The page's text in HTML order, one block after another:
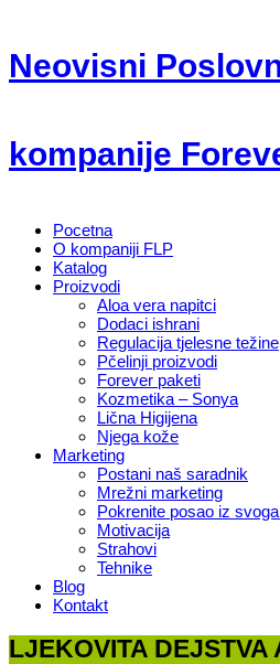
Neovisni
kompanije
Pocetna
O kompaniji FLP
Katalog
Proizvodi
Aloa vera napitci
Dodaci ishrani
Regulacija tjelesne težine
Pčelinji proizvodi
Forever paketi
Kozmetika – Sonya
Lična Higijena
Njega kože
Marketing
Postani naš saradnik
Mrežni marketing
Pokrenite posao iz
Motivacija
Strahovi
Tehnike
Blog
Kontakt
LJEKOVITA DEJSTVA